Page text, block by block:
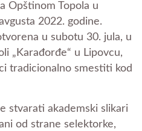
Opštinom Topola u
2022. godine.
u subotu 30. jula, u
„Karađorđe“ u Lipovcu,
tradicionalno smestiti kod
stvarati akademski slikari
od strane selektorke,